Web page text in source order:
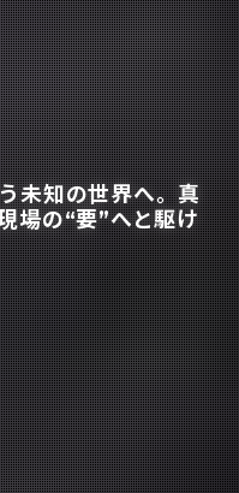
未知の世界へ。真
場の“要”へと駆け